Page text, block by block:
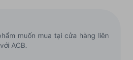
muốn mua tại cửa hàng liên
ACB.